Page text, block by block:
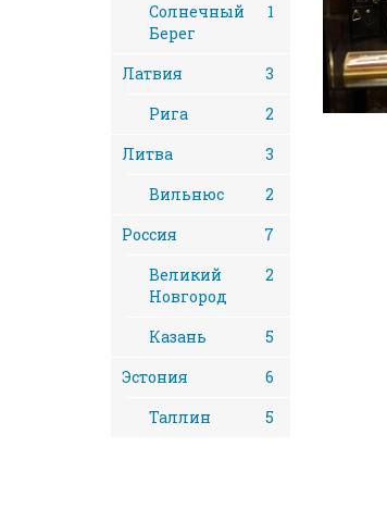
Солнечный
Берег
1
Латвия
3
Рига
2
Литва
3
Вильнюс
2
Россия
7
Великий
Новгород
2
Казань
5
Эстония
6
Таллин
5